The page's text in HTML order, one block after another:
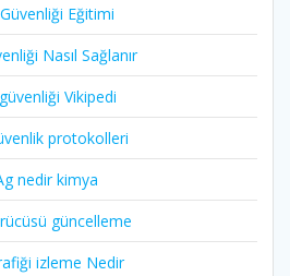
Eğitimi
Nasıl Sağlanır
Vikipedi
protokolleri
nedir kimya
güncelleme
izleme Nedir